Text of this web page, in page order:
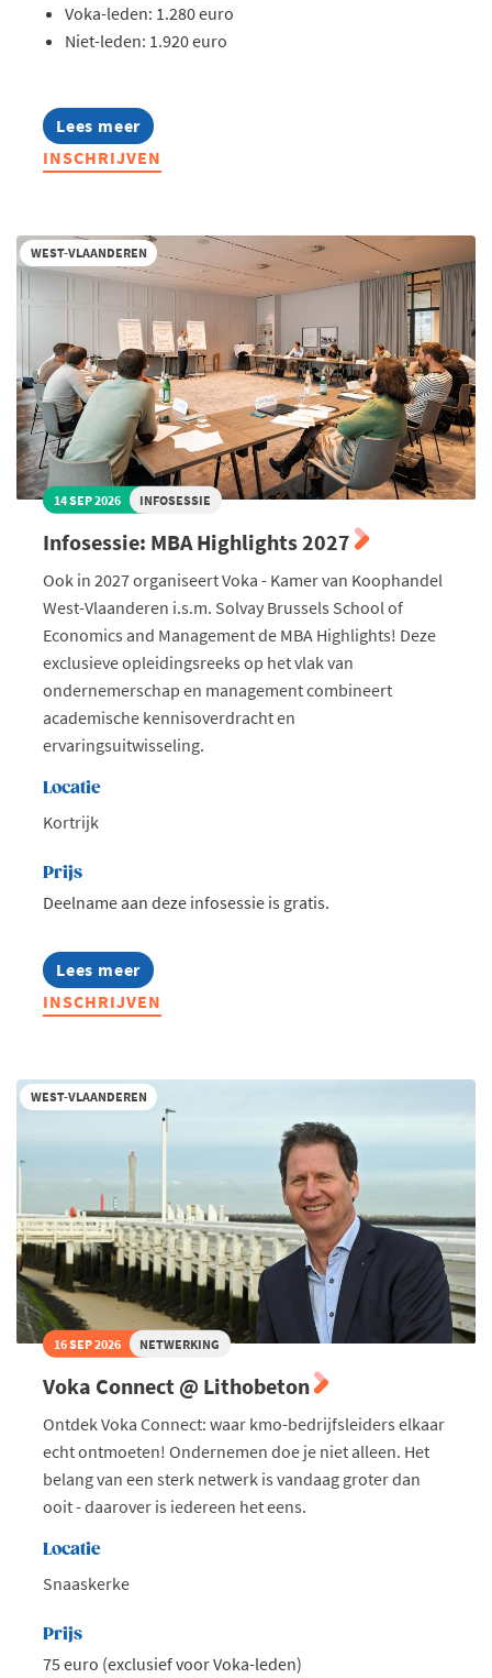
Voka-leden: 1.280 euro
Niet-leden: 1.920 euro
Lees meer
about
Lerend
Netwerk
2026
INSCHRIJVEN
WEST-VLAANDEREN
14 SEP 2026 INFOSESSIE
Infosessie: MBA Highlights 2027
Ook in 2027 organiseert Voka - Kamer van Koophandel
West-Vlaanderen i.s.m. Solvay Brussels School of
Economics and Management de MBA Highlights! Deze
exclusieve opleidingsreeks op het vlak van
ondernemerschap en management combineert
academische kennisoverdracht en
ervaringsuitwisseling.
Locatie
Kortrijk
Prijs
Deelname aan deze infosessie is gratis.
Lees meer
about
Infosessie:
MBA
INSCHRIJVEN
WEST-VLAANDEREN
16 SEP 2026 NETWERKING
Voka Connect @ Lithobeton
Ontdek Voka Connect: waar kmo-bedrijfsleiders elkaar
echt ontmoeten! Ondernemen doe je niet alleen. Het
belang van een sterk netwerk is vandaag groter dan
ooit - daarover is iedereen het eens.
Locatie
Snaaskerke
Prijs
75 euro (exclusief voor Voka-leden)